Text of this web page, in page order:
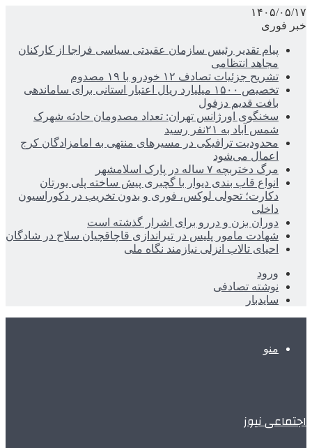
۱۴۰۵/۰۵/۱۷
خبر فوری
پیام تقدیر رئیس سازمان عقیدتی سیاسی فراجا از کارکنان
مجاهد انتظامی
تشریح جزئیات تصادف ۱۲ خودرو با ۱۹ مصدوم
تخصیص ۱۵۰۰ میلیارد ریال اعتبار استانی برای ساماندهی
بافت قدیم دزفول
سخنگوی اورژانس تهران: تعداد مصدومان حادثه شهرک
شمس آباد به ۲۱نفر رسید
محدودیت ترافیکی در مسیرهای منتهی به امامزادگان کرج
اعمال می‌شود
مرگ دختربچه ۷ ساله در پارک اسلامشهر
انواع قاب بندی دیوار با گچبری پیش ساخته پلی یورتان
دکارت؛ تحولی لوکس، فوری و بدون تخریب در دکوراسیون
داخلی
دوران بزن و دررو برای اشرار گذشته است
شهادت مامور پلیس در تیراندازی قاچاقچیان سلاح در شادگان
احیای تالاب انزلی نیازمند نگاه ملی
ورود
نوشته تصادفی
سایدبار
منو
اجتماعی نیوز